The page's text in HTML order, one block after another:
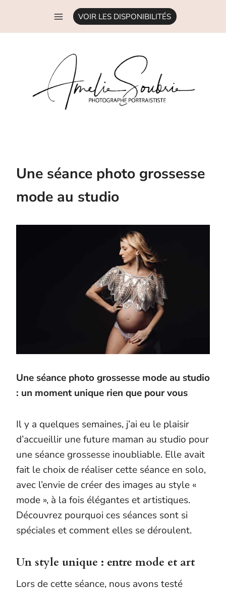
contenu
VOIR LES DISPONIBILITÉS
Une séance photo grossesse
mode au studio
Une séance photo grossesse mode au studio
: un moment unique rien que pour vous
Il y a quelques semaines, j’ai eu le plaisir
d’accueillir une future maman au studio pour
une séance grossesse inoubliable. Elle avait
fait le choix de réaliser cette séance en solo,
avec l’envie de créer des images au style «
mode », à la fois élégantes et artistiques.
Découvrez pourquoi ces séances sont si
spéciales et comment elles se déroulent.
Un style unique : entre mode et art
Lors de cette séance, nous avons testé